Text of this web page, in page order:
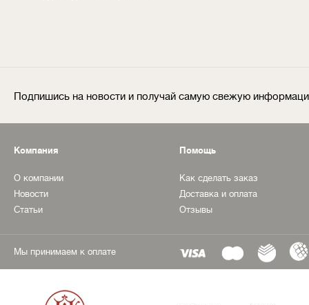
Подпишись на новости и получай самую свежую
Компания
О компании
Новости
Статьи
Помощь
Как сделать заказ
Доставка и оплата
Отзывы
Мы принимаем к оплате